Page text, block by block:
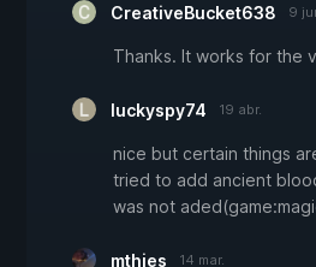
CreativeBucket638 9
Thanks. It works for the
luckyspy74 19 abr.
nice but certain things
tried to add ancient
was not
mthies 14 mar.